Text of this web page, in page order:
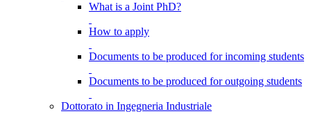
What is a Joint PhD?
How to apply
Documents to be produced for incoming students
Documents to be produced for outgoing students
Dottorato in Ingegneria Industriale